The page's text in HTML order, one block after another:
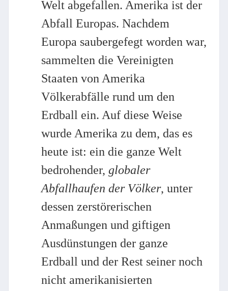
Welt abgefallen. Amerika ist der
Abfall Europas. Nachdem
Europa saubergefegt worden war,
sammelten die Vereinigten
Staaten von Amerika
Völkerabfälle rund um den
Erdball ein. Auf diese Weise
wurde Amerika zu dem, das es
heute ist: ein die ganze Welt
bedrohender, globaler
Abfallhaufen der Völker, unter
dessen zerstörerischen
Anmaßungen und giftigen
Ausdünstungen der ganze
Erdball und der Rest seiner noch
nicht amerikanisierten